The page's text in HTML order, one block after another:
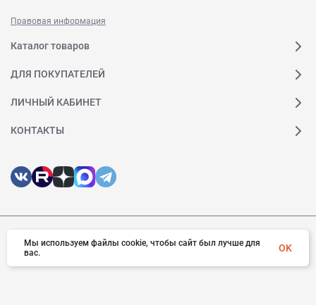
Правовая информация
Каталог товаров
ДЛЯ ПОКУПАТЕЛЕЙ
ЛИЧНЫЙ КАБИНЕТ
КОНТАКТЫ
© 2026 Веда МК. Все права защищены
Мы используем файлы cookie, чтобы сайт был лучше для
вас.
OK